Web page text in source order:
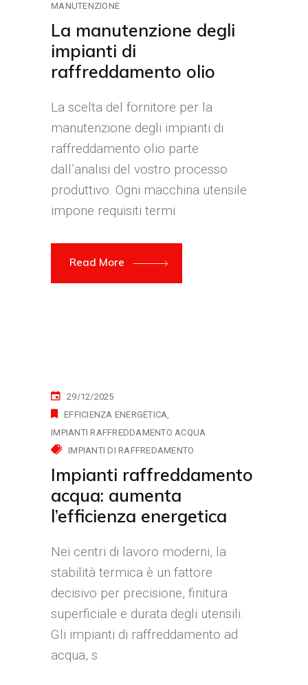
MANUTENZIONE
La manutenzione degli
impianti di
raffreddamento olio
La scelta del fornitore per la
manutenzione degli impianti di
raffreddamento olio parte
dall’analisi del vostro processo
produttivo. Ogni macchina utensile
impone requisiti termi
Read More
29/12/2025
EFFICIENZA ENERGETICA
IMPIANTI RAFFREDDAMENTO ACQUA
IMPIANTI DI RAFFREDAMENTO
Impianti raffreddamento
acqua: aumenta
l’efficienza energetica
Nei centri di lavoro moderni, la
stabilità termica è un fattore
decisivo per precisione, finitura
superficiale e durata degli utensili.
Gli impianti di raffreddamento ad
acqua, s